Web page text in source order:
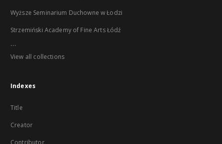
Wyższe Seminarium Duchowne w Łodzi
Strzemiński Academy of Fine Arts Łódź
...
View all collections
Indexes
Title
Creator
Contributor